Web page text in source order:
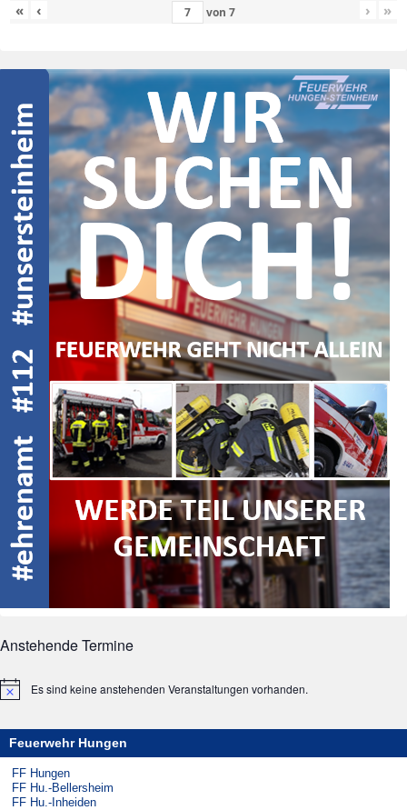
« ‹ von 7 › »
Anstehende Termine
HinweisEs sind keine anstehenden Veranstaltungen vorhanden.
Feuerwehr Hungen
FF Hungen
FF Hu.-Bellersheim
FF Hu.-Inheiden